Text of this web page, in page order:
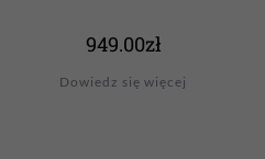
949.00zł
Dowiedz się więcej